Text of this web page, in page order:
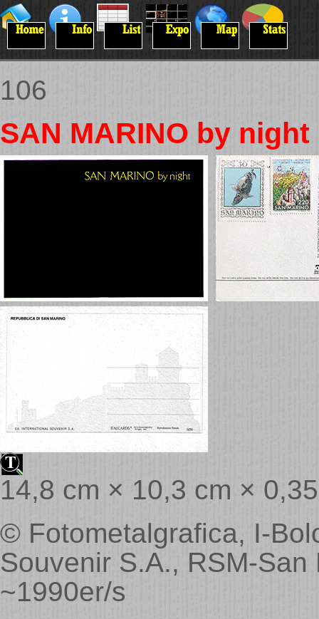
106
SAN MARINO by night
14,8 cm × 10,3 cm ×
© Fotometalgrafica, I-
Souvenir S.A., RSM-
~1990er/s